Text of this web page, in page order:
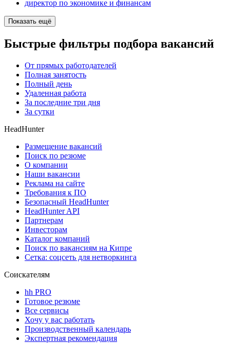
директор по экономике и финансам
Показать ещё
Быстрые фильтры подбора вакансий
От прямых работодателей
Полная занятость
Полный день
Удаленная работа
За последние три дня
За сутки
HeadHunter
Размещение вакансий
Поиск по резюме
О компании
Наши вакансии
Реклама на сайте
Требования к ПО
Безопасный HeadHunter
HeadHunter API
Партнерам
Инвесторам
Каталог компаний
Поиск по вакансиям на Кипре
Сетка: соцсеть для нетворкинга
Соискателям
hh PRO
Готовое резюме
Все сервисы
Хочу у вас работать
Производственный календарь
Экспертная рекомендация